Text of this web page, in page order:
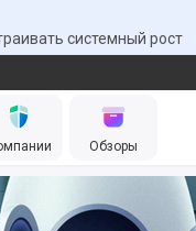
системный рост
Обзоры